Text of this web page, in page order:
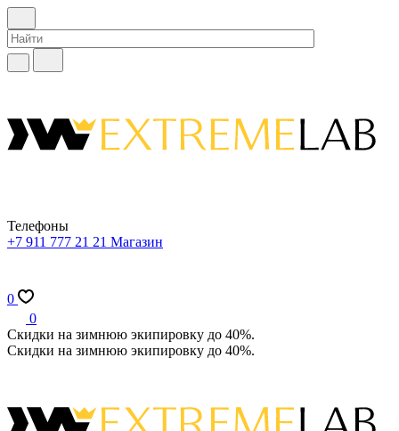
Телефоны
+7 911 777 21 21 Магазин
0
0
Скидки на зимнюю экипировку до 40%.
Скидки на зимнюю экипировку до 40%.